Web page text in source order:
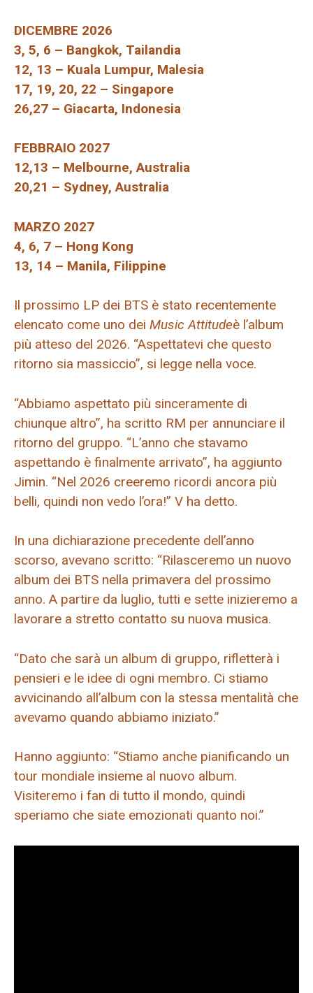
DICEMBRE 2026
3, 5, 6 – Bangkok, Tailandia
12, 13 – Kuala Lumpur, Malesia
17, 19, 20, 22 – Singapore
26,27 – Giacarta, Indonesia
FEBBRAIO 2027
12,13 – Melbourne, Australia
20,21 – Sydney, Australia
MARZO 2027
4, 6, 7 – Hong Kong
13, 14 – Manila, Filippine
Il prossimo LP dei BTS è stato recentemente
elencato come uno dei Music Attitudeè l’album
più atteso del 2026. “Aspettatevi che questo
ritorno sia massiccio”, si legge nella voce.
“Abbiamo aspettato più sinceramente di
chiunque altro”, ha scritto RM per annunciare il
ritorno del gruppo. “L’anno che stavamo
aspettando è finalmente arrivato”, ha aggiunto
Jimin. “Nel 2026 creeremo ricordi ancora più
belli, quindi non vedo l’ora!” V ha detto.
In una dichiarazione precedente dell’anno
scorso, avevano scritto: “Rilasceremo un nuovo
album dei BTS nella primavera del prossimo
anno. A partire da luglio, tutti e sette inizieremo a
lavorare a stretto contatto su nuova musica.
“Dato che sarà un album di gruppo, rifletterà i
pensieri e le idee di ogni membro. Ci stiamo
avvicinando all’album con la stessa mentalità che
avevamo quando abbiamo iniziato.”
Hanno aggiunto: “Stiamo anche pianificando un
tour mondiale insieme al nuovo album.
Visiteremo i fan di tutto il mondo, quindi
speriamo che siate emozionati quanto noi.”